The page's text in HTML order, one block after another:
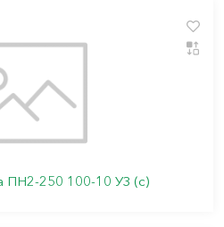
ПН2-250 100-10 УЗ (с)